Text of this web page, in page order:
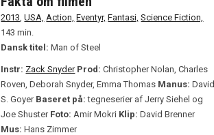
2013,USA, Action, Eventyr, Fantasi, Science Fiction,
143 min.
Dansk titel:Man of Steel
Instr: Zack Snyder Prod: Christopher Nolan, Charles
Roven, Deborah Snyder, Emma Thomas Manus: David
S. Goyer Baseret på: tegneserier af Jerry Siehel og
Joe Shuster Foto: Amir Mokri Klip: David Brenner
Mus: Hans Zimmer